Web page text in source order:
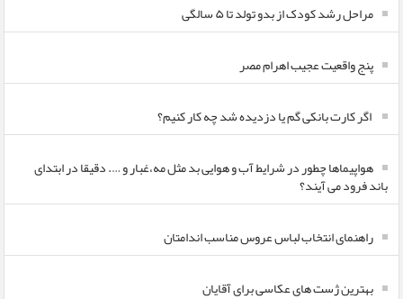
مراحل رشد کودک از بدو تولد تا ۵ سالگی
پنج واقعیت عجیب اهرام مصر
اگر کارت بانکی گم یا دزدیده شد چه کار کنیم؟
هواپیماها چطور در شرایط آب و هوایی بد مثل مه،غبار و …. دقیقا در ابتدای
باند فرود می آیند؟
راهنمای انتخاب لباس عروس مناسب اندامتان
بهترین ژست های عکاسی برای آقایان